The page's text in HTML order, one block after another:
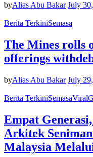
byAlias Abu Bakar July
Berita TerkiniSemasa
The Mines rolls
offerings
byAlias Abu Bakar July
Berita TerkiniSemasaViral
Empat
Arkitek
Malaysia